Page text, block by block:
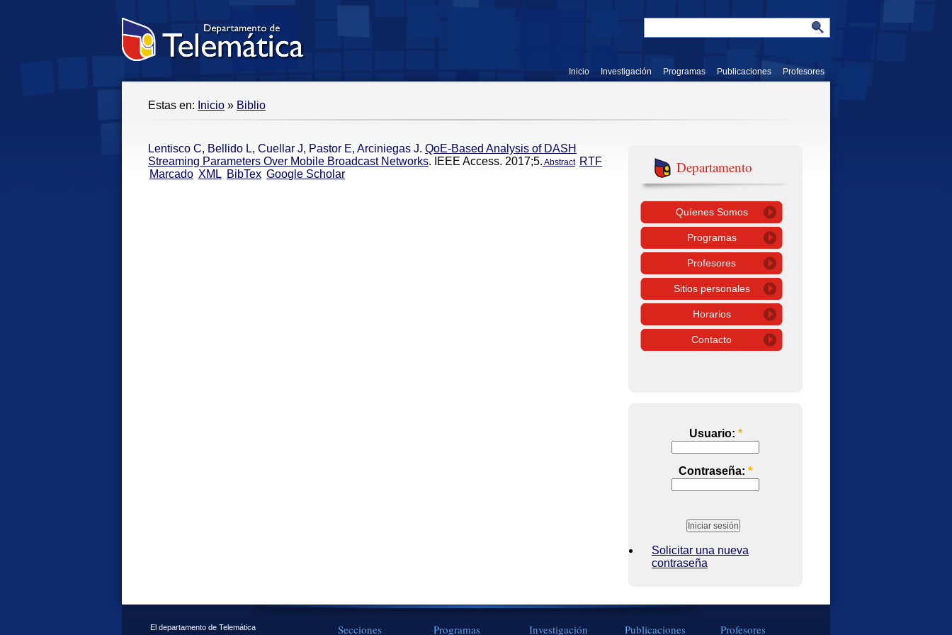
Inicio Investigación Programas Publicaciones Profesores
Estas en: Inicio » Biblio
Lentisco C, Bellido L, Cuellar J, Pastor E, Arciniegas J. QoE-Based Analysis of DASH
Streaming Parameters Over Mobile Broadcast Networks. IEEE Access. 2017;5. Abstract RTF
Marcado XML BibTex Google Scholar Departamento
Quíenes Somos
Programas
Profesores
Sitios personales
Horarios
Contacto
Usuario: *
Contraseña: *
Solicitar una nueva
contraseña
El departamento de Telemática
Secciones Programas Investigación Publicaciones Profesores